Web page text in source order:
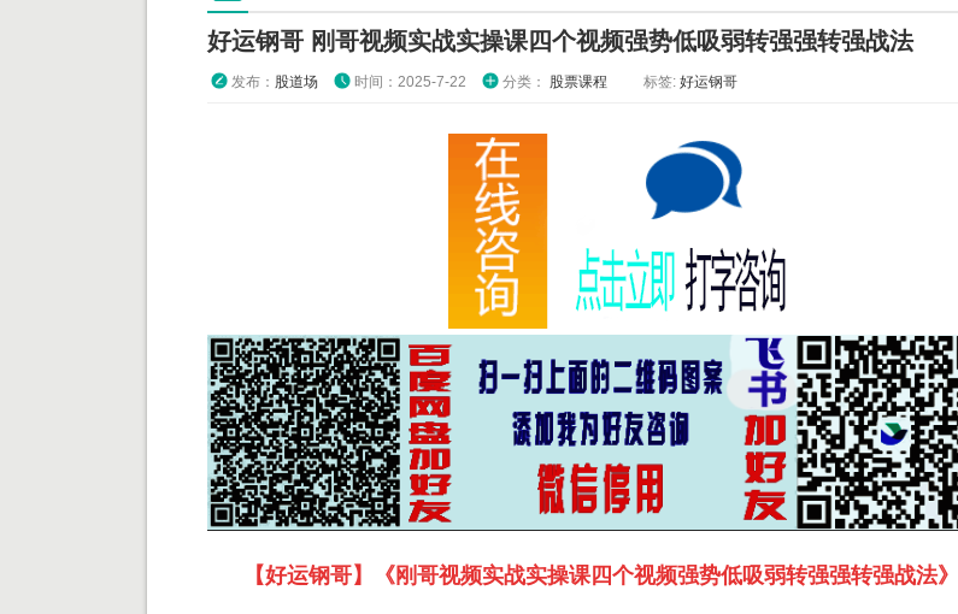
好运钢哥 刚哥视频实战实操课四个视频强势低吸弱转强强转强战法
发布： 股道场 时间：2025-7-22 分类： 股票课程 标签: 好运钢哥
【好运钢哥】《刚哥视频实战实操课四个视频强势低吸弱转强强转强战法》